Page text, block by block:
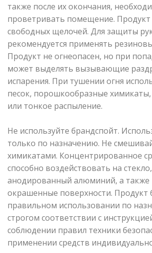
также после их окончания,
проветривать помещение. Продукт
свободных щелочей. Для защиты
рекомендуется применять
Продукт не огнеопасен, но при
может выделять вызывающие
испарения. При тушении огня
песок, порошкообразные
или тонкое распыление.
Не используйте брандспойт.
только по назначению. Не
химикатами. Концентрированное
способно воздействовать на стекло,
анодированный алюминий, а также
окрашенные поверхности. Продукт
правильном использовании по
строгом соответствии с
соблюдении правил техники
применении средств